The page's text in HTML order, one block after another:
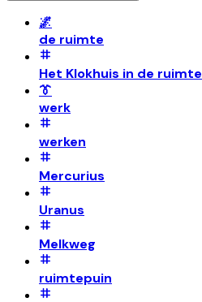
🌌
de ruimte
Het Klokhuis in de ruimte
👔
werk
werken
Mercurius
Uranus
Melkweg
ruimtepuin